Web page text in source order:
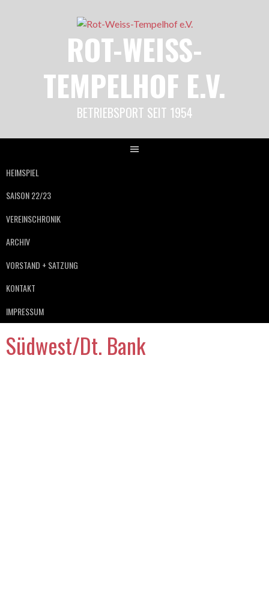
ROT-WEISS-
TEMPELHOF E.V.
BETRIEBSPORT SEIT 1954
HEIMSPIEL
SAISON 22/23
VEREINSCHRONIK
ARCHIV
VORSTAND + SATZUNG
KONTAKT
IMPRESSUM
Südwest/Dt. Bank